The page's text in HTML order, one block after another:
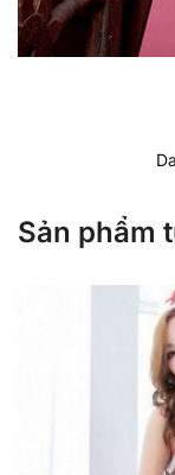
Sản phẩm